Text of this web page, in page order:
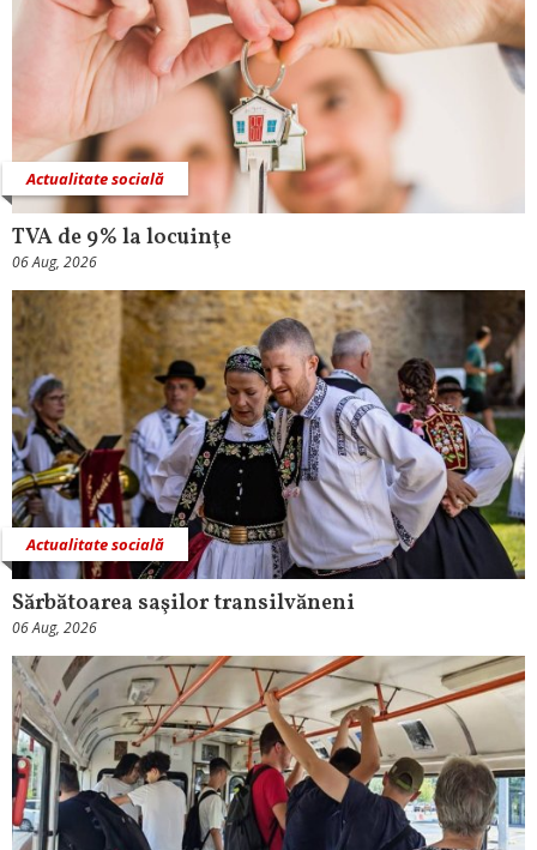
Actualitate socială
TVA de 9% la locuinţe
06 Aug, 2026
Actualitate socială
Sărbătoarea saşilor transilvăneni
06 Aug, 2026